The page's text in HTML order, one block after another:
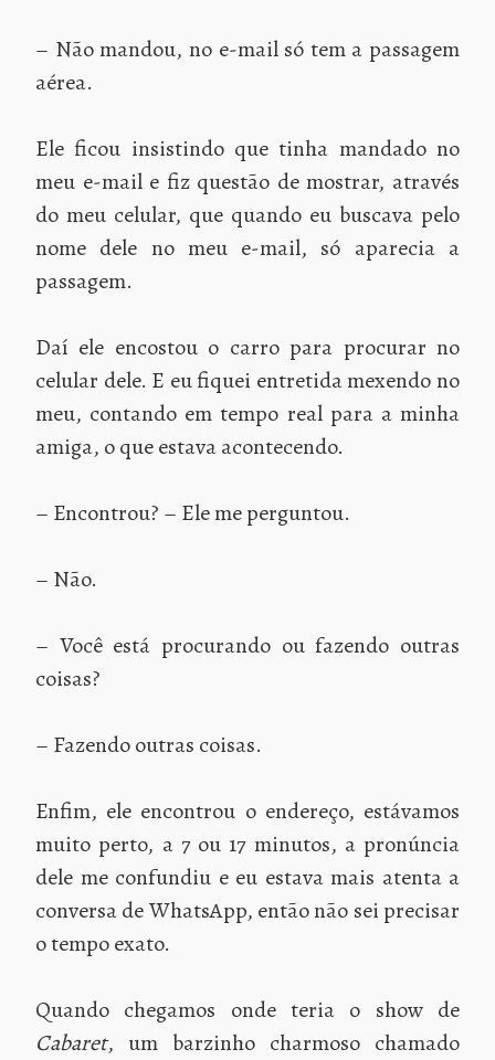
– Não mandou, no e-mail só tem a passagem
aérea.
Ele ficou insistindo que tinha mandado no
meu e-mail e fiz questão de mostrar, através
do meu celular, que quando eu buscava pelo
nome dele no meu e-mail, só aparecia a
passagem.
Daí ele encostou o carro para procurar no
celular dele. E eu fiquei entretida mexendo no
meu, contando em tempo real para a minha
amiga, o que estava acontecendo.
– Encontrou? – Ele me perguntou.
– Não.
– Você está procurando ou fazendo outras
coisas?
– Fazendo outras coisas.
Enfim, ele encontrou o endereço, estávamos
muito perto, a 7 ou 17 minutos, a pronúncia
dele me confundiu e eu estava mais atenta a
conversa de WhatsApp, então não sei precisar
o tempo exato.
Quando chegamos onde teria o show de
Cabaret, um barzinho charmoso chamado